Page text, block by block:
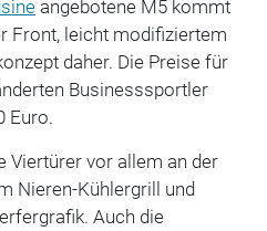
angebotene M5 kommt
Front, leicht modifiziertem
daher. Die Preise für
Businesssportler
Euro.
Viertürer vor allem an der
Nieren-Kühlergrill und
Auch die